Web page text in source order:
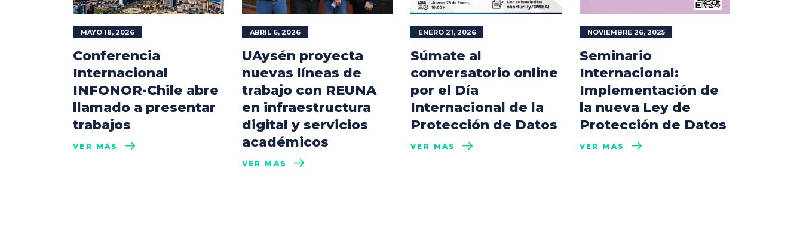
MAYO 18, 2026
Conferencia
Internacional
INFONOR-Chile abre
llamado a presentar
trabajos
VER MÁS
ABRIL 6, 2026
UAysén proyecta
nuevas líneas de
trabajo con REUNA
en infraestructura
digital y servicios
académicos
VER MÁS
ENERO 21, 2026
Súmate al
conversatorio online
por el Día
Internacional de la
Protección de Datos
VER MÁS
NOVIEMBRE 26, 2025
Seminario
Internacional:
Implementación de
la nueva Ley de
Protección de Datos
VER MÁS